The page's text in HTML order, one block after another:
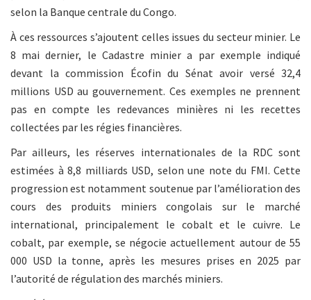
selon la Banque centrale du Congo.
À ces ressources s’ajoutent celles issues du secteur minier. Le
8 mai dernier, le Cadastre minier a par exemple indiqué
devant la commission Écofin du Sénat avoir versé 32,4
millions USD au gouvernement. Ces exemples ne prennent
pas en compte les redevances minières ni les recettes
collectées par les régies financières.
Par ailleurs, les réserves internationales de la RDC sont
estimées à 8,8 milliards USD, selon une note du FMI. Cette
progression est notamment soutenue par l’amélioration des
cours des produits miniers congolais sur le marché
international, principalement le cobalt et le cuivre. Le
cobalt, par exemple, se négocie actuellement autour de 55
000 USD la tonne, après les mesures prises en 2025 par
l’autorité de régulation des marchés miniers.